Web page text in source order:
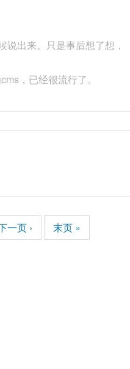
出来。只是事后想了想，
，已经很流行了。
一页 ›
末
页
末页 »